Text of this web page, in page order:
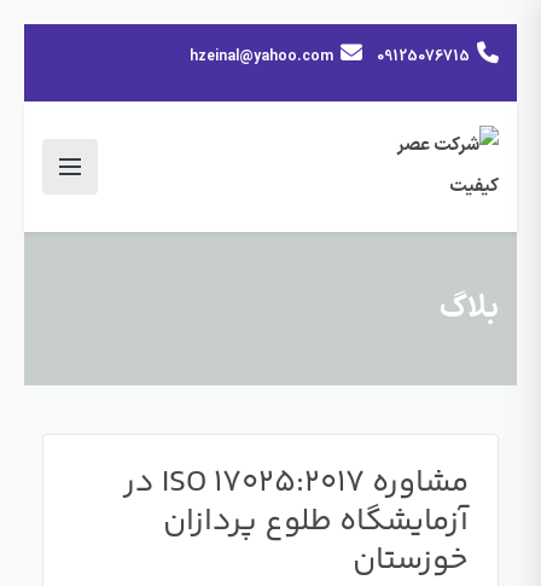
09125076715
hzeinal@yahoo.com
بلاگ
مشاوره ISO 17025:2017 در
آزمایشگاه طلوع پردازان
خوزستان